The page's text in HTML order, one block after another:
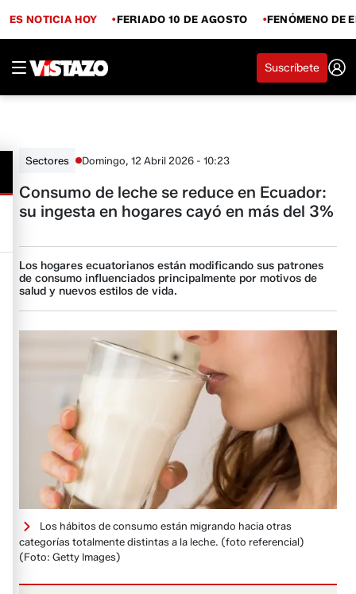
ES NOTICIA HOY FERIADO 10 DE AGOSTO FENÓMENO DE
Suscríbete
Sectores Domingo, 12 Abril 2026 - 10:23
Consumo de leche se reduce en Ecuador:
su ingesta en hogares cayó en más del 3%
Los hogares ecuatorianos están modificando sus patrones
de consumo influenciados principalmente por motivos de
salud y nuevos estilos de vida.
Los hábitos de consumo están migrando hacia otras
categorías totalmente distintas a la leche. (foto referencial)
(Foto: Getty Images)